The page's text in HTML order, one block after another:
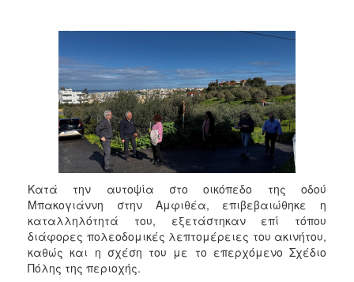
Κατά την αυτοψία στο οικόπεδο της οδού
Μπακογιάννη στην Αμφιθέα, επιβεβαιώθηκε η
καταλληλότητά του, εξετάστηκαν επί τόπου
διάφορες πολεοδομικές λεπτομέρειες του ακινήτου,
καθώς και η σχέση του με το επερχόμενο Σχέδιο
Πόλης της περιοχής.